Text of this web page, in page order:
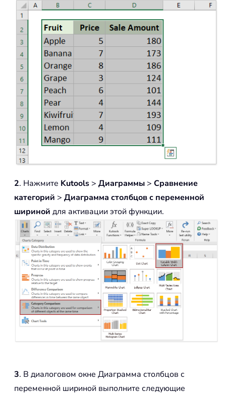
2. Нажмите Kutools > Диаграммы > Сравнение
категорий > Диаграмма столбцов с переменной
шириной для активации этой функции.
3. В диалоговом окне Диаграмма столбцов с
переменной шириной выполните следующие